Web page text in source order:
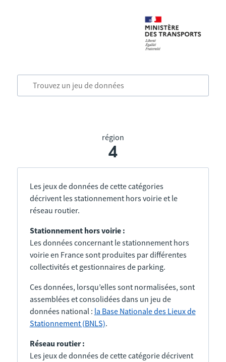
région
4
Les jeux de données de cette catégories
décrivent les stationnement hors voirie et le
réseau routier.
Stationnement hors voirie :
Les données concernant le stationnement hors
voirie en France sont produites par différentes
collectivités et gestionnaires de parking.
Ces données, lorsqu’elles sont normalisées, sont
assemblées et consolidées dans un jeu de
données national : la Base Nationale des Lieux de
Stationnement (BNLS).
Réseau routier :
Les jeux de données de cette catégorie décrivent